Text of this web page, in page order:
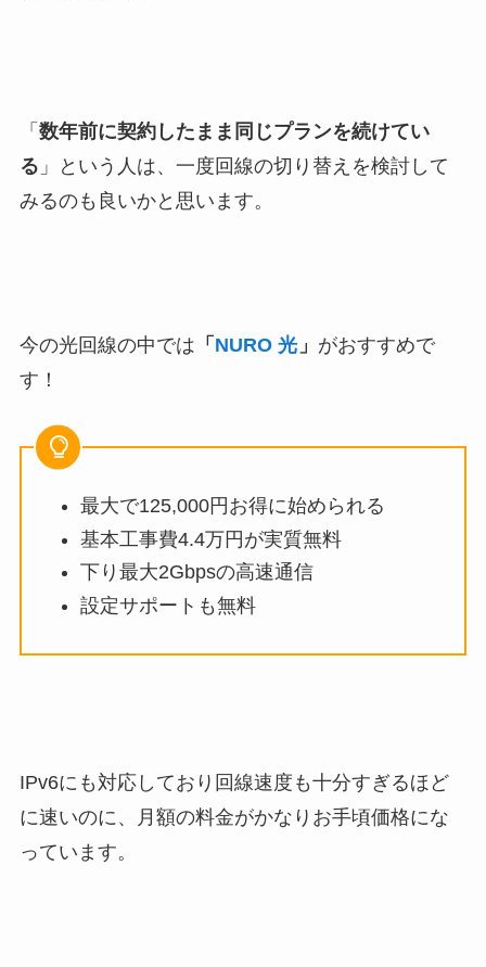
「 数年前に契約したまま同じプランを続けてい
る 」という人は、一度回線の切り替えを検討して
みるのも良いかと思います。
今の光回線の中では 「 NURO 光 」 がおすすめで
す！
最大で125,000円お得に始められる
基本工事費4.4万円が実質無料
下り最大2Gbpsの高速通信
設定サポートも無料
IPv6にも対応しており回線速度も十分すぎるほど
に速いのに、月額の料金がかなりお手頃価格にな
っています。